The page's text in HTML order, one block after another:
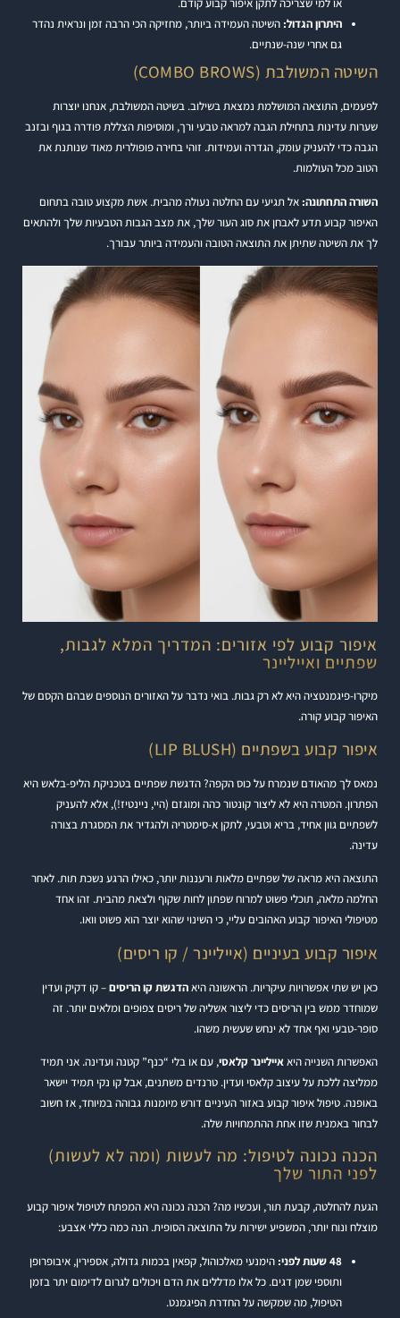
או למי שצריכה לתקן איפור קבוע קודם.
היתרון הגדול: השיטה העמידה ביותר, מחזיקה הכי הרבה זמן ונראית נהדר
גם אחרי שנה-שנתיים.
השיטה המשולבת (COMBO BROWS)
לפעמים, התוצאה המושלמת נמצאת בשילוב. בשיטה המשולבת, אנחנו יוצרות
שערות עדינות בתחילת הגבה למראה טבעי ורך, ומוסיפות הצללת פודרה בגוף ובזנב
הגבה כדי להעניק עומק, הגדרה ועמידות. זוהי בחירה פופולרית מאוד שנותנת את
הטוב מכל העולמות.
השורה התחתונה: אל תגיעי עם החלטה נעולה מהבית. אשת מקצוע טובה בתחום
האיפור קבוע תדע לאבחן את סוג העור שלך, את מצב הגבות הטבעיות שלך ולהתאים
לך את השיטה שתיתן את התוצאה הטובה והעמידה ביותר עבורך.
איפור קבוע לפי אזורים: המדריך המלא לגבות,
שפתיים ואייליינר
מיקרו-פיגמנטציה היא לא רק גבות. בואי נדבר על האזורים הנוספים שבהם הקסם של
האיפור קבוע קורה.
איפור קבוע בשפתיים (LIP BLUSH)
נמאס לך מהאודם שנמרח על כוס הקפה? הדגשת שפתיים בטכניקת הליפ-בלאש היא
הפתרון. המטרה היא לא ליצור קונטור כהה ומוגזם (היי, ניינטיז!), אלא להעניק
לשפתיים גוון אחיד, בריא וטבעי, לתקן א-סימטריה ולהגדיר את המסגרת בצורה
עדינה.
התוצאה היא מראה של שפתיים מלאות ורעננות יותר, כאילו הרגע נשכת תות. לאחר
החלמה מלאה, תוכלי פשוט למרוח שפתון לחות שקוף ולצאת מהבית. זהו אחד
מטיפולי האיפור קבוע האהובים עליי, כי השינוי שהוא יוצר הוא פשוט וואו.
איפור קבוע בעיניים (אייליינר / קו ריסים)
כאן יש שתי אפשרויות עיקריות. הראשונה היאהדגשת קו הריסים– קו דקיק ועדין
שמוחדר ממש בין הריסים כדי ליצור אשליה של ריסים צפופים ומלאים יותר. זה
סופר-טבעי ואף אחד לא ינחש שעשית משהו.
האפשרות השנייה היאאייליינר קלאסי, עם או בלי “כנף” קטנה ועדינה. אני תמיד
ממליצה ללכת על עיצוב קלאסי ועדין. טרנדים משתנים, אבל קו נקי תמיד יישאר
באופנה. טיפול איפור קבוע באזור העיניים דורש מיומנות גבוהה במיוחד, אז חשוב
לבחור באמנית שזו אחת ההתמחויות שלה.
הכנה נכונה לטיפול: מה לעשות (ומה לא לעשות)
לפני התור שלך
הגעת להחלטה, קבעת תור, ועכשיו מה? הכנה נכונה היא המפתח לטיפול איפור קבוע
מוצלח ונוח יותר, המשפיע ישירות על התוצאה הסופית. הנה כמה כללי אצבע:
48 שעות לפני:
הימנעי מאלכוהול, קפאין בכמות גדולה, אספירין, איבופרופן
ותוספי שמן דגים. כל אלו מדללים את הדם ויכולים לגרום לדימום יתר בזמן
הטיפול, מה שמקשה על החדרת הפיגמנט.